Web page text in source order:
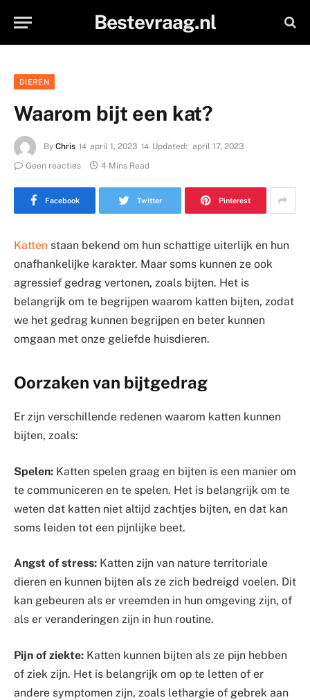
Bestevraag.nl
DIEREN
Waarom bijt een kat?
By Chris april 1, 2023 Updated: april 17, 2023
Geen reacties
4 Mins Read
Facebook Twitter Pinterest
Katten staan bekend om hun schattige uiterlijk en hun
onafhankelijke karakter. Maar soms kunnen ze ook
agressief gedrag vertonen, zoals bijten. Het is
belangrijk om te begrijpen waarom katten bijten, zodat
we het gedrag kunnen begrijpen en beter kunnen
omgaan met onze geliefde huisdieren.
Oorzaken van bijtgedrag
Er zijn verschillende redenen waarom katten kunnen
bijten, zoals:
Spelen: Katten spelen graag en bijten is een manier om
te communiceren en te spelen. Het is belangrijk om te
weten dat katten niet altijd zachtjes bijten, en dat kan
soms leiden tot een pijnlijke beet.
Angst of stress: Katten zijn van nature territoriale
dieren en kunnen bijten als ze zich bedreigd voelen. Dit
kan gebeuren als er vreemden in hun omgeving zijn, of
als er veranderingen zijn in hun routine.
Pijn of ziekte: Katten kunnen bijten als ze pijn hebben
of ziek zijn. Het is belangrijk om op te letten of er
andere symptomen zijn, zoals lethargie of gebrek aan